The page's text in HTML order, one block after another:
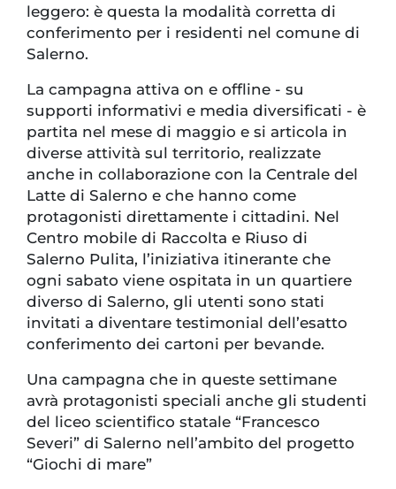
leggero: è questa la modalità corretta di
conferimento per i residenti nel comune di
Salerno.
La campagna attiva on e offline - su
supporti informativi e media diversificati - è
partita nel mese di maggio e si articola in
diverse attività sul territorio, realizzate
anche in collaborazione con la Centrale del
Latte di Salerno e che hanno come
protagonisti direttamente i cittadini. Nel
Centro mobile di Raccolta e Riuso di
Salerno Pulita, l’iniziativa itinerante che
ogni sabato viene ospitata in un quartiere
diverso di Salerno, gli utenti sono stati
invitati a diventare testimonial dell’esatto
conferimento dei cartoni per bevande.
Una campagna che in queste settimane
avrà protagonisti speciali anche gli studenti
del liceo scientifico statale “Francesco
Severi” di Salerno nell’ambito del progetto
“Giochi di mare”